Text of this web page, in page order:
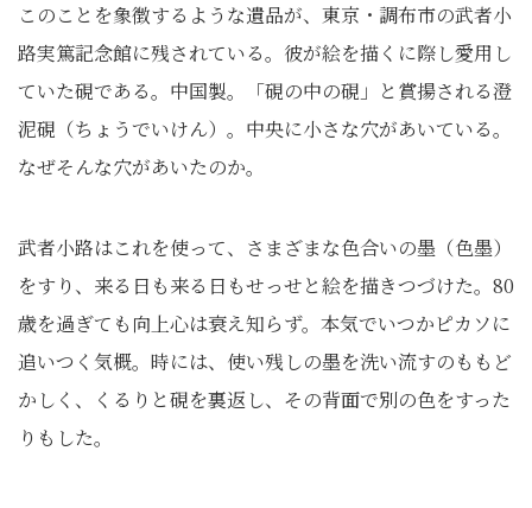
このことを象徴するような遺品が、東京・調布市の武者小
路実篤記念館に残されている。彼が絵を描くに際し愛用し
ていた硯である。中国製。「硯の中の硯」と賞揚される澄
泥硯（ちょうでいけん）。中央に小さな穴があいている。
なぜそんな穴があいたのか。
武者小路はこれを使って、さまざまな色合いの墨（色墨）
をすり、来る日も来る日もせっせと絵を描きつづけた。80
歳を過ぎても向上心は衰え知らず。本気でいつかピカソに
追いつく気概。時には、使い残しの墨を洗い流すのももど
かしく、くるりと硯を裏返し、その背面で別の色をすった
りもした。